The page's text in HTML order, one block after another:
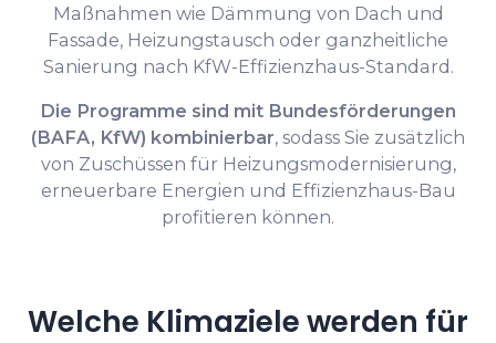
Maßnahmen wie Dämmung von Dach und
Fassade, Heizungstausch oder ganzheitliche
Sanierung nach KfW-Effizienzhaus-Standard.
Die Programme sind mit Bundesförderungen
(BAFA, KfW) kombinierbar, sodass Sie zusätzlich
von Zuschüssen für Heizungsmodernisierung,
erneuerbare Energien und Effizienzhaus-Bau
profitieren können.
Welche Klimaziele werden für